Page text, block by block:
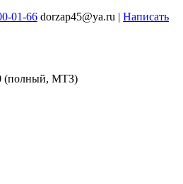
01-66 dorzap45@ya.ru | Написать
(полный, МТЗ)